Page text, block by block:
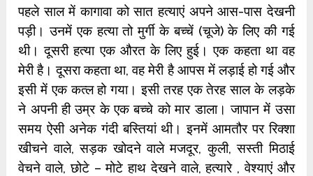
पहले साल में कागावा को सात हत्याएं अपने आस-पास देखनी
पड़ी। उनमें एक हत्या तो मुर्गी के बच्चें (चूजे) के लिए की गई
थी। दूसरी हत्या एक औरत के लिए हुई। एक कहता था वह
मेरी है। दूसरा कहता था, वह मेरी है आपस में लड़ाई हो गई और
इसी में एक कत्ल हो गया। इसी तरह एक तेरह साल के लड़के
ने अपनी ही उम्र के एक बच्चे को मार डाला। जापान में उसा
समय ऐसी अनेक गंदी बस्तियां थी। इनमें आमतौर पर रिक्शा
खीचने वाले, सड़क खोदने वाले मजदूर, कुली, सस्ती मिठाई
वेचने वाले, छोटे – मोटे हाथ देखने वाले, हत्यारे , वेश्याएं और